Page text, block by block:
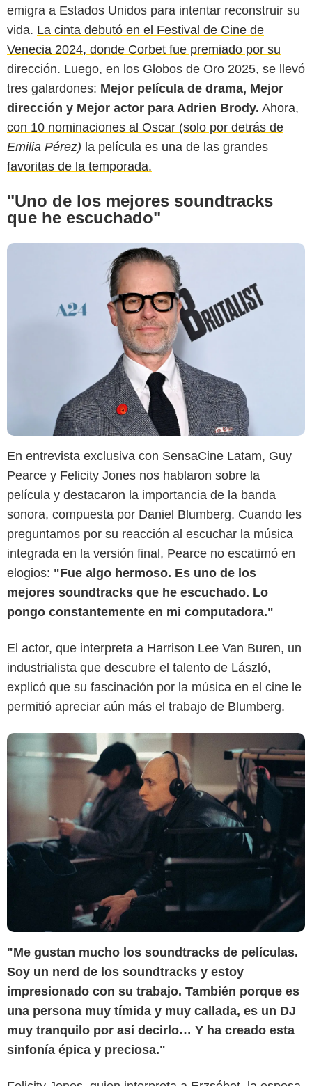
emigra a Estados Unidos para intentar reconstruir su
vida. La cinta debutó en el Festival de Cine de
Venecia 2024, donde Corbet fue premiado por su
dirección. Luego, en los Globos de Oro 2025, se llevó
tres galardones: Mejor película de drama, Mejor
dirección y Mejor actor para Adrien Brody. Ahora,
con 10 nominaciones al Oscar (solo por detrás de
Emilia Pérez) la película es una de las grandes
favoritas de la temporada.
"Uno de los mejores soundtracks
que he escuchado"
The Hollywood Reporter
En entrevista exclusiva con SensaCine Latam, Guy
Pearce y Felicity Jones nos hablaron sobre la
película y destacaron la importancia de la banda
sonora, compuesta por Daniel Blumberg. Cuando les
preguntamos por su reacción al escuchar la música
integrada en la versión final, Pearce no escatimó en
elogios: "Fue algo hermoso. Es uno de los
mejores soundtracks que he escuchado. Lo
pongo constantemente en mi computadora."
El actor, que interpreta a Harrison Lee Van Buren, un
industrialista que descubre el talento de László,
explicó que su fascinación por la música en el cine le
permitió apreciar aún más el trabajo de Blumberg.
pitchfork
"Me gustan mucho los soundtracks de películas.
Soy un nerd de los soundtracks y estoy
impresionado con su trabajo. También porque es
una persona muy tímida y muy callada, es un DJ
muy tranquilo por así decirlo… Y ha creado esta
sinfonía épica y preciosa."